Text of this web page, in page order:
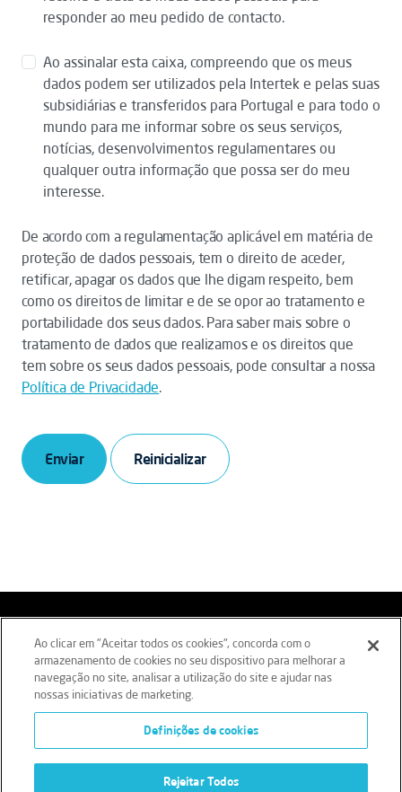
responder ao meu pedido de contacto.
Ao assinalar esta caixa, compreendo que os meus
dados podem ser utilizados pela Intertek e pelas suas
subsidiárias e transferidos para Portugal e para todo o
mundo para me informar sobre os seus serviços,
notícias, desenvolvimentos regulamentares ou
qualquer outra informação que possa ser do meu
interesse.
De acordo com a regulamentação aplicável em matéria de
proteção de dados pessoais, tem o direito de aceder,
retificar, apagar os dados que lhe digam respeito, bem
como os direitos de limitar e de se opor ao tratamento e
portabilidade dos seus dados. Para saber mais sobre o
tratamento de dados que realizamos e os direitos que
tem sobre os seus dados pessoais, pode consultar a nossa
Política de Privacidade.
Enviar
Aviso legal
Termos e Condições
Política de Privacidade
Política de Cookies
Livro Reclamações
Regime Geral de Prevenção da Corrupção (RGPC)
Ao clicar em "Aceitar todos os cookies", concorda com o
armazenamento de cookies no seu dispositivo para melhorar a
navegação no site, analisar a utilização do site e ajudar nas
nossas iniciativas de marketing.
Definições de cookies
Rejeitar Todos